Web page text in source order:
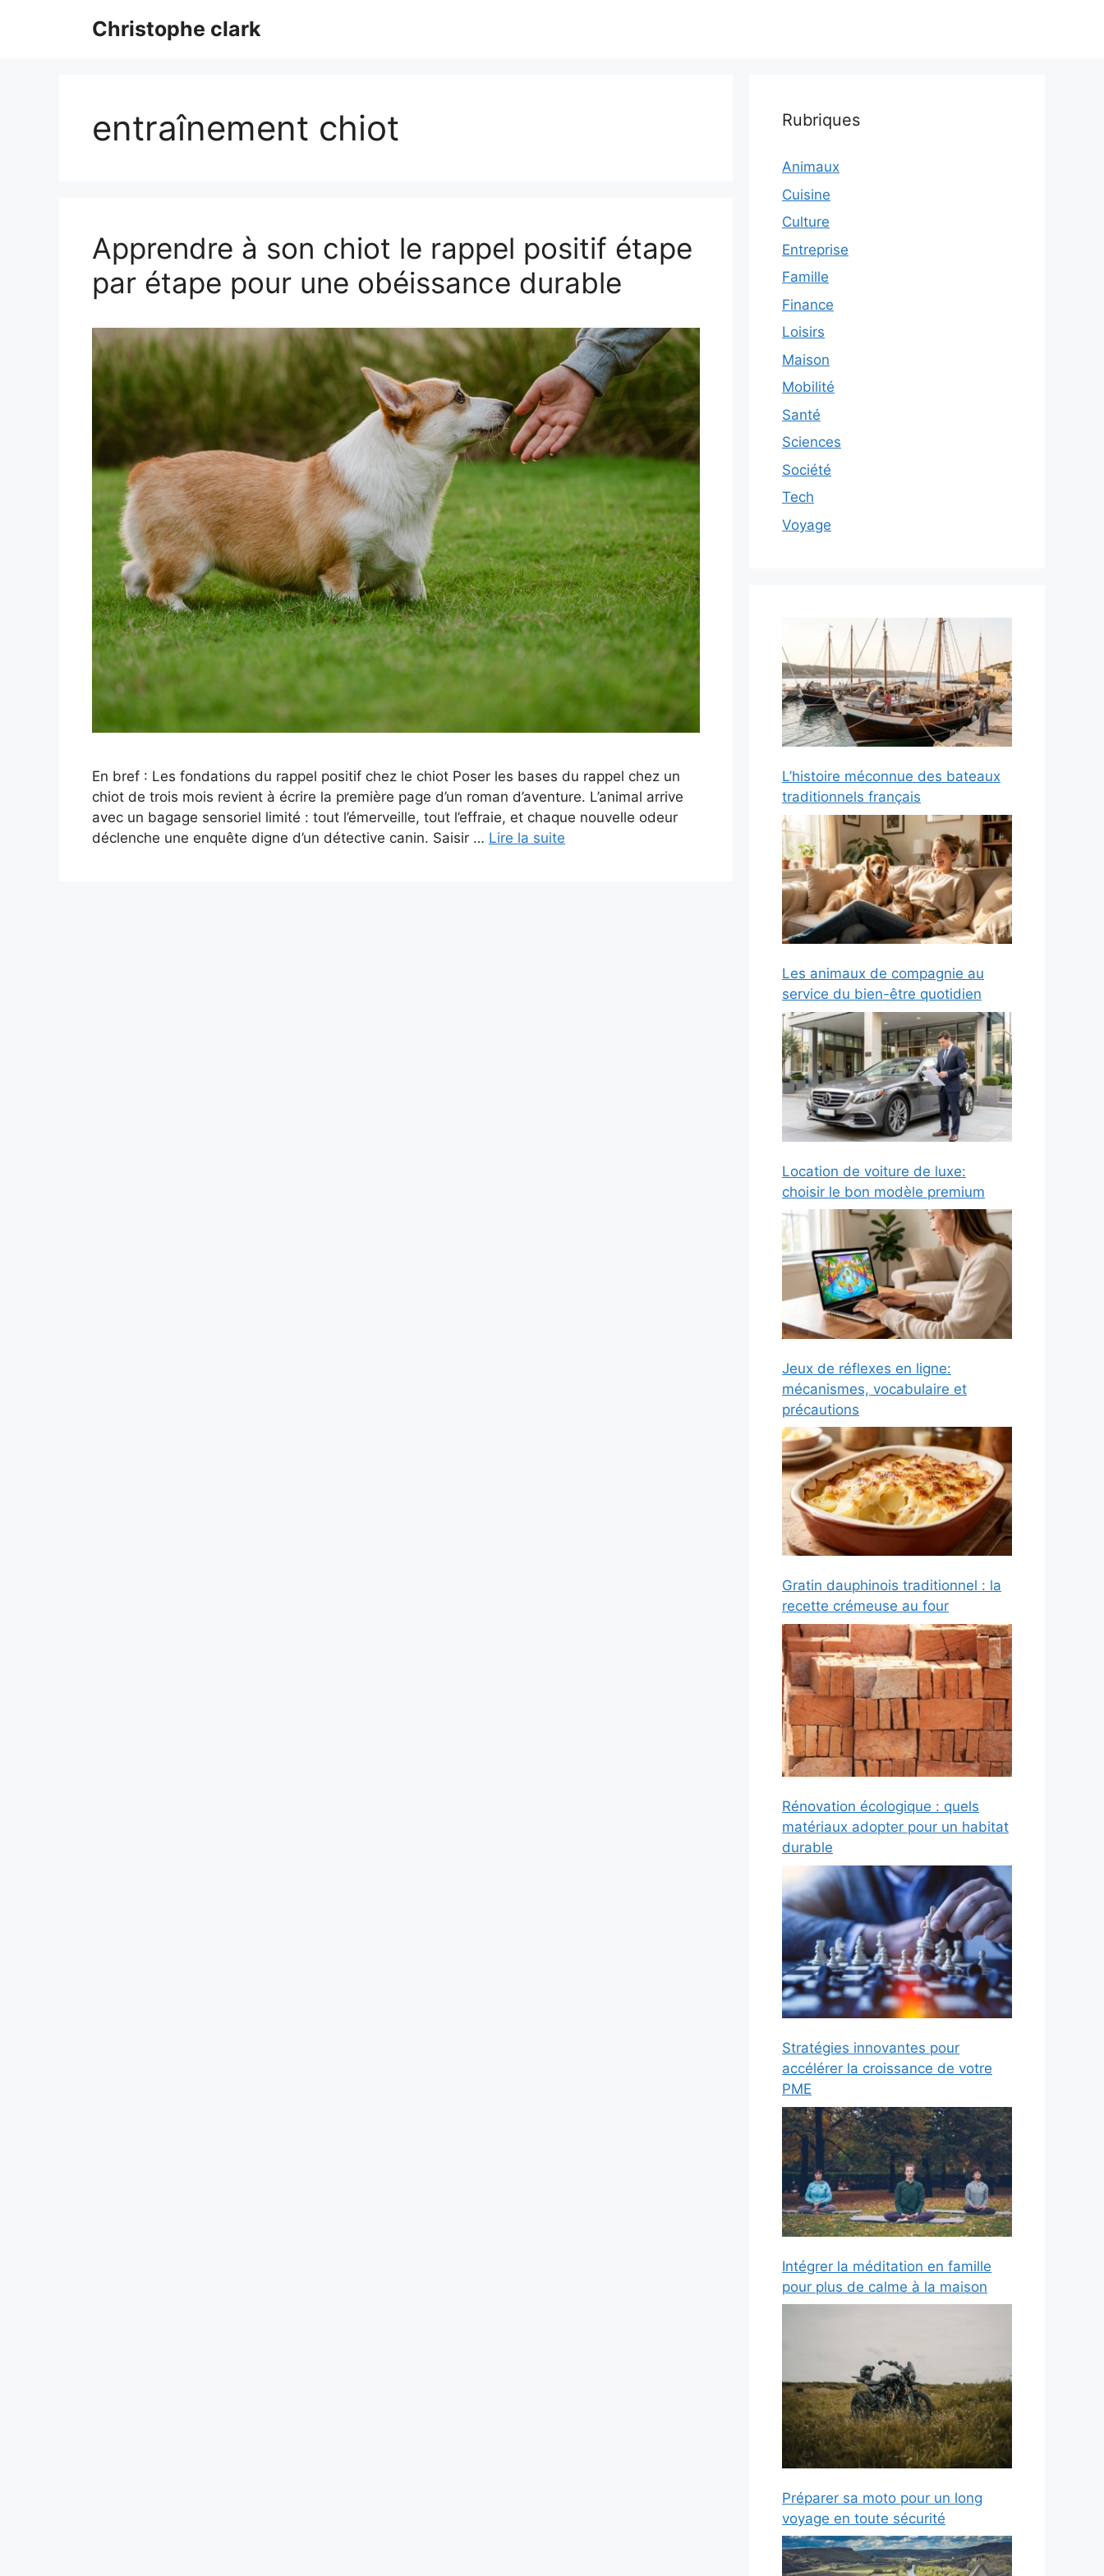
Christophe clark
entraînement chiot
Apprendre à son chiot le rappel positif étape
par étape pour une obéissance durable
En bref : Les fondations du rappel positif chez le chiot Poser les bases du rappel chez un
chiot de trois mois revient à écrire la première page d’un roman d’aventure. L’animal arrive
avec un bagage sensoriel limité : tout l’émerveille, tout l’effraie, et chaque nouvelle odeur
déclenche une enquête digne d’un détective canin. Saisir … Lire la suite
Rubriques
Animaux
Cuisine
Culture
Entreprise
Famille
Finance
Loisirs
Maison
Mobilité
Santé
Sciences
Société
Tech
Voyage
L’histoire méconnue des bateaux
traditionnels français
Les animaux de compagnie au
service du bien-être quotidien
Location de voiture de luxe:
choisir le bon modèle premium
Jeux de réflexes en ligne:
mécanismes, vocabulaire et
précautions
Gratin dauphinois traditionnel : la
recette crémeuse au four
Rénovation écologique : quels
matériaux adopter pour un habitat
durable
Stratégies innovantes pour
accélérer la croissance de votre
PME
Intégrer la méditation en famille
pour plus de calme à la maison
Préparer sa moto pour un long
voyage en toute sécurité